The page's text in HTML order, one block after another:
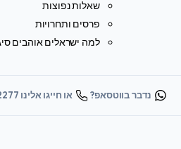
שאלות נפוצות
פרסים ותחרויות
למה ישראלים אוהבים
נדבר בווטסאפ? או חייגו אלינו 03-923-2277